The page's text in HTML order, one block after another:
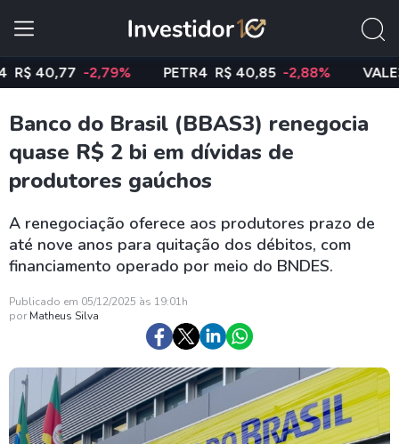
-2,79% PETR4 R$ 40,85 -2,88% VALE3 R$
Banco do Brasil (BBAS3) renegocia
quase R$ 2 bi em dívidas de
produtores gaúchos
A renegociação oferece aos produtores prazo de
até nove anos para quitação dos débitos, com
financiamento operado por meio do BNDES.
Publicado em 05/12/2025 às 19:01h
por Matheus Silva